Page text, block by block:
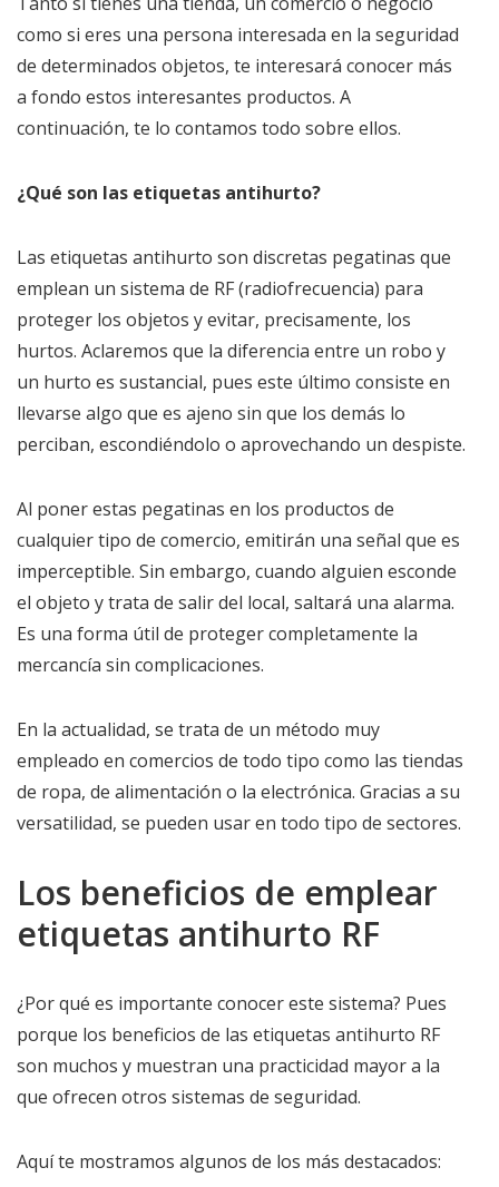
como si eres una persona interesada en la seguridad
de determinados objetos, te interesará conocer más
a fondo estos interesantes productos. A
continuación, te lo contamos todo sobre ellos.
¿Qué son las etiquetas antihurto?
Las etiquetas antihurto son discretas pegatinas que
emplean un sistema de RF (radiofrecuencia) para
proteger los objetos y evitar, precisamente, los
hurtos. Aclaremos que la diferencia entre un robo y
un hurto es sustancial, pues este último consiste en
llevarse algo que es ajeno sin que los demás lo
perciban, escondiéndolo o aprovechando un despiste.
Al poner estas pegatinas en los productos de
cualquier tipo de comercio, emitirán una señal que es
imperceptible. Sin embargo, cuando alguien esconde
el objeto y trata de salir del local, saltará una alarma.
Es una forma útil de proteger completamente la
mercancía sin complicaciones.
En la actualidad, se trata de un método muy
empleado en comercios de todo tipo como las tiendas
de ropa, de alimentación o la electrónica. Gracias a su
versatilidad, se pueden usar en todo tipo de sectores.
Los beneficios de emplear
etiquetas antihurto RF
¿Por qué es importante conocer este sistema? Pues
porque los beneficios de las etiquetas antihurto RF
son muchos y muestran una practicidad mayor a la
que ofrecen otros sistemas de seguridad.
Aquí te mostramos algunos de los más destacados: